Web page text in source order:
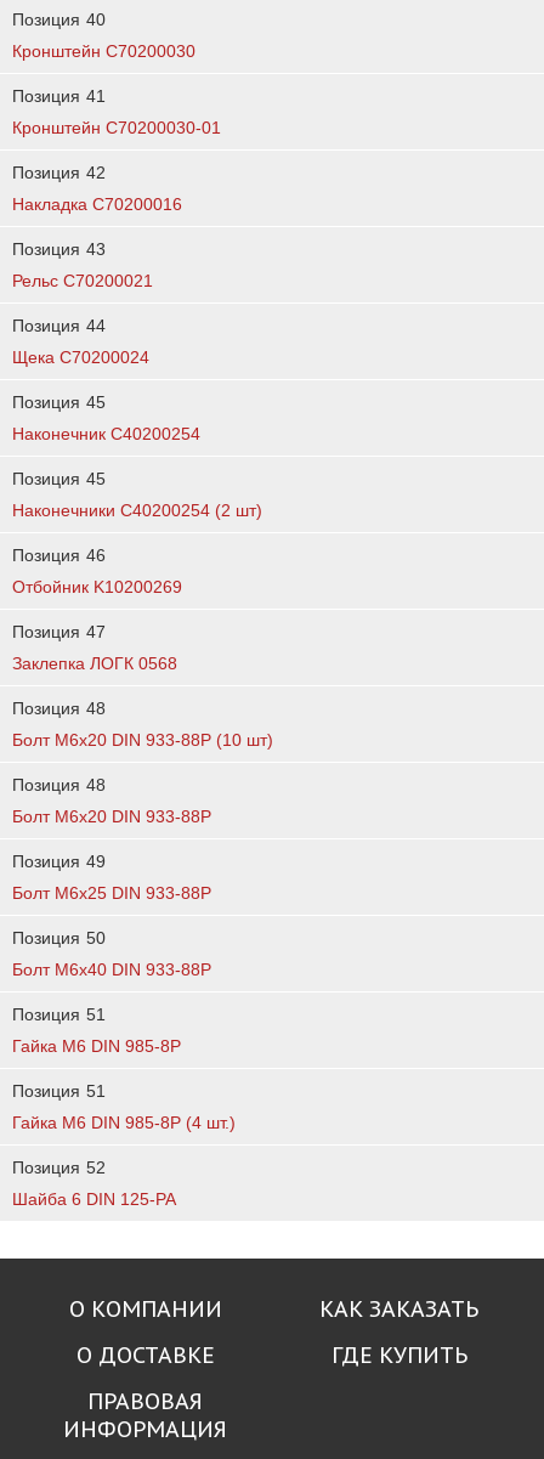
Позиция 40
Кронштейн C70200030
Позиция 41
Кронштейн C70200030-01
Позиция 42
Накладка C70200016
Позиция 43
Рельс C70200021
Позиция 44
Щека C70200024
Позиция 45
Наконечник C40200254
Позиция 45
Наконечники C40200254 (2 шт)
Позиция 46
Отбойник K10200269
Позиция 47
Заклепка ЛОГК 0568
Позиция 48
Болт М6х20 DIN 933-88Р (10 шт)
Позиция 48
Болт М6х20 DIN 933-88P
Позиция 49
Болт М6х25 DIN 933-88Р
Позиция 50
Болт М6х40 DIN 933-88P
Позиция 51
Гайка М6 DIN 985-8Р
Позиция 51
Гайка M6 DIN 985-8Р (4 шт.)
Позиция 52
Шайба 6 DIN 125-PA
О КОМПАНИИ
КАК ЗАКАЗАТЬ
О ДОСТАВКЕ
ГДЕ КУПИТЬ
ПРАВОВАЯ
ИНФОРМАЦИЯ